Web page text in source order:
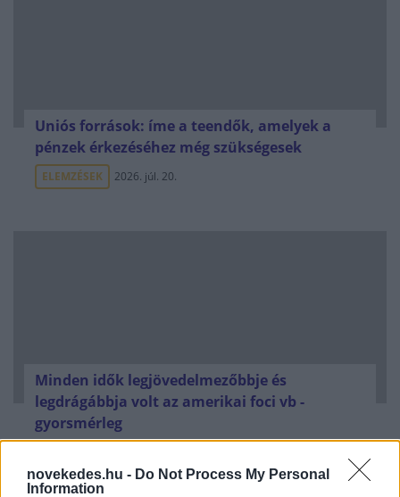
novekedes.hu - Do Not Process My Personal
Information
Uniós források: íme a teendők, amelyek a
pénzek érkezéséhez még szükségesek
ELEMZÉSEK 2026. júl. 20.
Minden idők legjövedelmezőbbje és
legdrágábbja volt az amerikai foci vb -
gyorsmérleg